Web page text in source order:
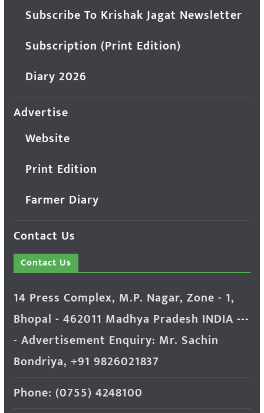
Subscribe To Krishak Jagat Newsletter
Subscription (Print Edition)
Diary 2026
Advertise
Website
Print Edition
Farmer Diary
Contact Us
Contact Us
14 Press Complex, M.P. Nagar, Zone - 1,
Bhopal - 462011 Madhya Pradesh INDIA ---
- Advertisement Enquiry: Mr. Sachin
Bondriya, +91 9826021837
Phone: (0755) 4248100